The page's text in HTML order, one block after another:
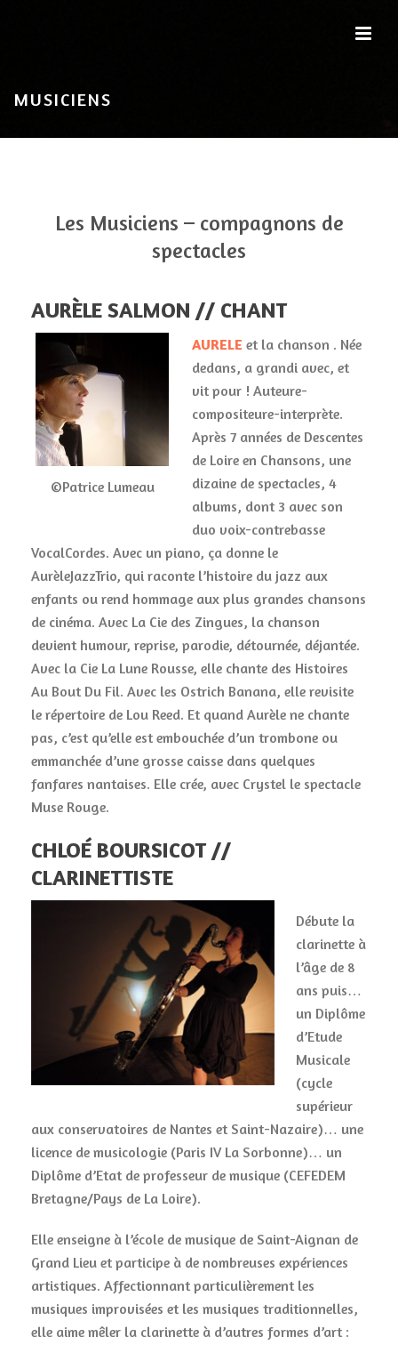
MUSICIENS
Les Musiciens – compagnons de
spectacles
AURÈLE SALMON // CHANT
©Patrice Lumeau
AURELE et la chanson . Née
dedans, a grandi avec, et
vit pour ! Auteure-
compositeure-interprète.
Après 7 années de Descentes
de Loire en Chansons, une
dizaine de spectacles, 4
albums, dont 3 avec son
duo voix-contrebasse
VocalCordes. Avec un piano, ça donne le
AurèleJazzTrio, qui raconte l’histoire du jazz aux
enfants ou rend hommage aux plus grandes chansons
de cinéma. Avec La Cie des Zingues, la chanson
devient humour, reprise, parodie, détournée, déjantée.
Avec la Cie La Lune Rousse, elle chante des Histoires
Au Bout Du Fil. Avec les Ostrich Banana, elle revisite
le répertoire de Lou Reed. Et quand Aurèle ne chante
pas, c’est qu’elle est embouchée d’un trombone ou
emmanchée d’une grosse caisse dans quelques
fanfares nantaises. Elle crée, avec Crystel le spectacle
Muse Rouge.
CHLOÉ BOURSICOT //
CLARINETTISTE
Débute la
clarinette à
l’âge de 8
ans puis…
un Diplôme
d’Etude
Musicale
(cycle
supérieur
aux conservatoires de Nantes et Saint-Nazaire)… une
licence de musicologie (Paris IV La Sorbonne)… un
Diplôme d’Etat de professeur de musique (CEFEDEM
Bretagne/Pays de La Loire).
Elle enseigne à l’école de musique de Saint-Aignan de
Grand Lieu et participe à de nombreuses expériences
artistiques. Affectionnant particulièrement les
musiques improvisées et les musiques traditionnelles,
elle aime mêler la clarinette à d’autres formes d’art :